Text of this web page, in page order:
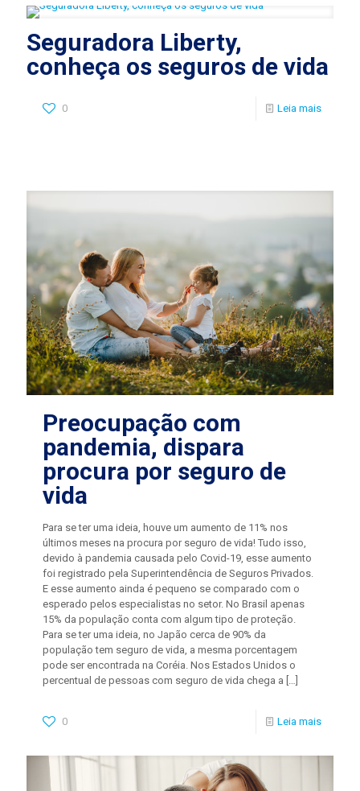
Seguradora Liberty,
conheça os seguros de vida
0 Leia mais
Preocupação com
pandemia, dispara
procura por seguro de
vida
Para se ter uma ideia, houve um aumento de 11% nos
últimos meses na procura por seguro de vida! Tudo isso,
devido à pandemia causada pelo Covid-19, esse aumento
foi registrado pela Superintendência de Seguros Privados.
E esse aumento ainda é pequeno se comparado com o
esperado pelos especialistas no setor. No Brasil apenas
15% da população conta com algum tipo de proteção.
Para se ter uma ideia, no Japão cerca de 90% da
população tem seguro de vida, a mesma porcentagem
pode ser encontrada na Coréia. Nos Estados Unidos o
percentual de pessoas com seguro de vida chega a […]
0 Leia mais